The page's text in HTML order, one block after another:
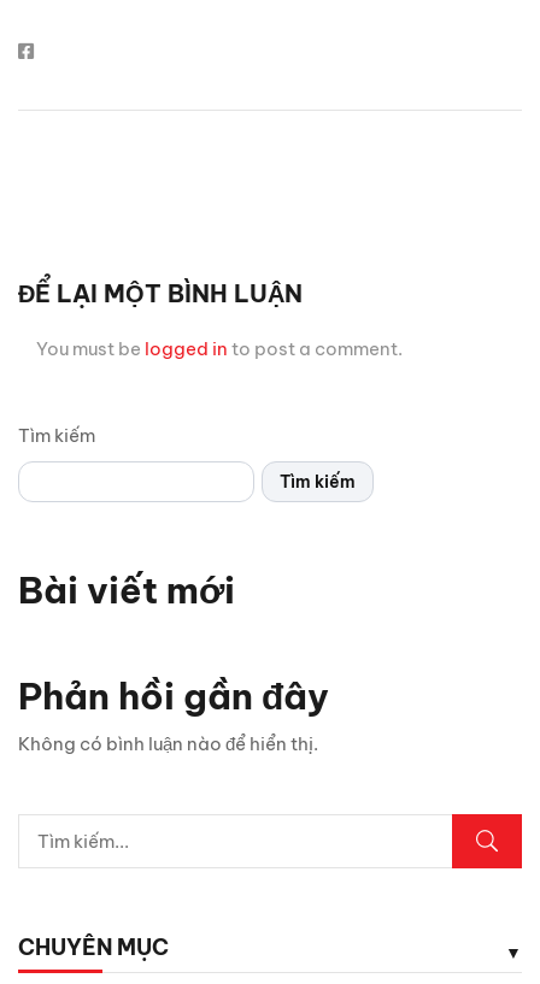
Tìm kiếm
Tìm kiếm
Bài viết mới
5 vị trí trên ô tô cần kiểm tra ngay sau mưa lớn
nhiêu?
5 phụ kiện ô tô giá rẻ nhưng cực kỳ cần thiết cho tài xế
Phản hồi gần đây
Không có bình luận nào để hiển thị.
CHUYÊN MỤC
ĐỂ LẠI MỘT BÌNH LUẬN
You must be logged in to post a comment.